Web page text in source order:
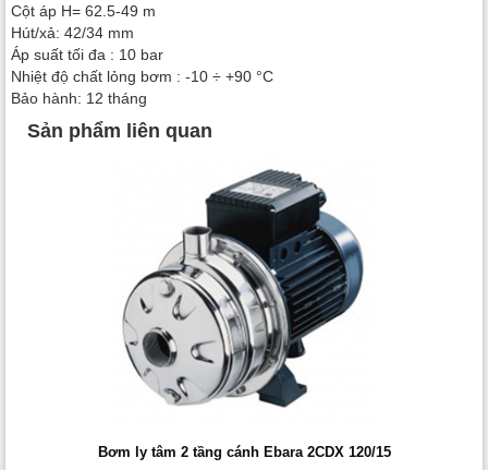
Cột áp H= 62.5-49 m
Hút/xả: 42/34 mm
Áp suất tối đa : 10 bar
Nhiệt độ chất lỏng bơm : -10 ÷ +90 °C
Bảo hành: 12 tháng
Sản phẩm liên quan
Bơm ly tâm 2 tầng cánh Ebara 2CDX 120/15